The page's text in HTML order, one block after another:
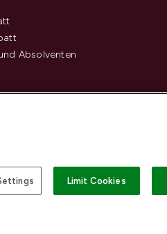
Absolventen
Limit Cookies